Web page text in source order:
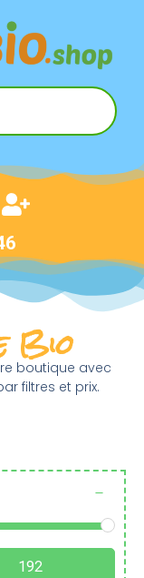
Bio
boutique avec
filtres et prix.